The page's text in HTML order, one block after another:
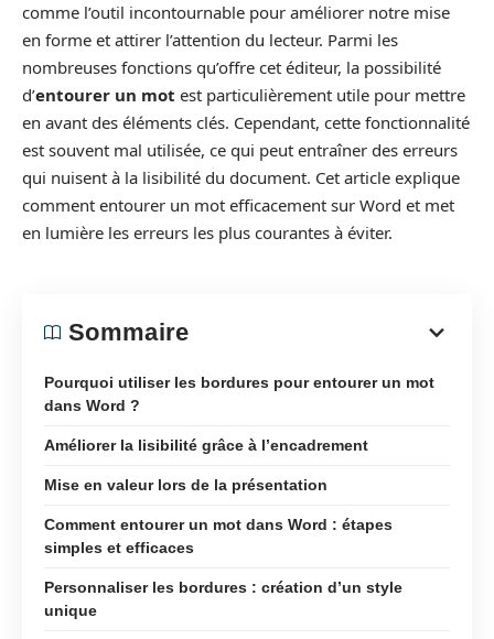
comme l’outil incontournable pour améliorer notre mise
en forme et attirer l’attention du lecteur. Parmi les
nombreuses fonctions qu’offre cet éditeur, la possibilité
d’entourer un mot est particulièrement utile pour mettre
en avant des éléments clés. Cependant, cette fonctionnalité
est souvent mal utilisée, ce qui peut entraîner des erreurs
qui nuisent à la lisibilité du document. Cet article explique
comment entourer un mot efficacement sur Word et met
en lumière les erreurs les plus courantes à éviter.
Sommaire
Pourquoi utiliser les bordures pour entourer un mot
dans Word ?
Améliorer la lisibilité grâce à l’encadrement
Mise en valeur lors de la présentation
Comment entourer un mot dans Word : étapes
simples et efficaces
Personnaliser les bordures : création d’un style
unique